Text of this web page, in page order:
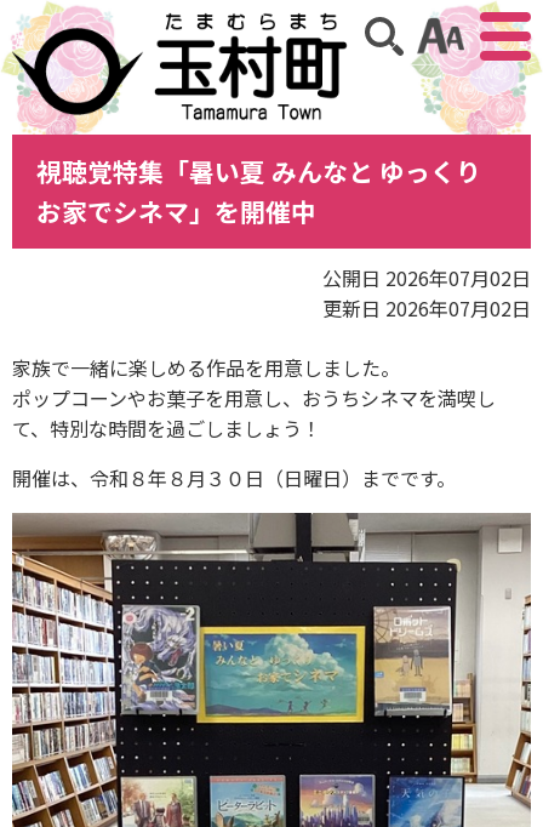
アクセ
サイト内検索
視聴覚特集「暑い夏 みんなと ゆっくり
お家でシネマ」を開催中
公開日 2026年07月02日
更新日 2026年07月02日
家族で一緒に楽しめる作品を用意しました。
ポップコーンやお菓子を用意し、おうちシネマを満喫し
て、特別な時間を過ごしましょう！
開催は、令和８年８月３０日（日曜日）までです。